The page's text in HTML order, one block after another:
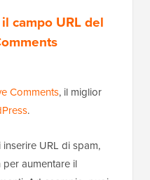
campo URL del
Comments, il miglior
.
URL di spam,
aumentare il